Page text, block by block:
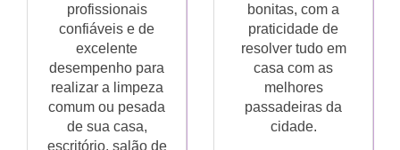
profissionais
confiáveis e de
excelente
desempenho para
realizar a limpeza
comum ou pesada
de sua casa,
escritório, salão de
bonitas, com a
praticidade de
resolver tudo em
casa com as
melhores
passadeiras da
cidade.